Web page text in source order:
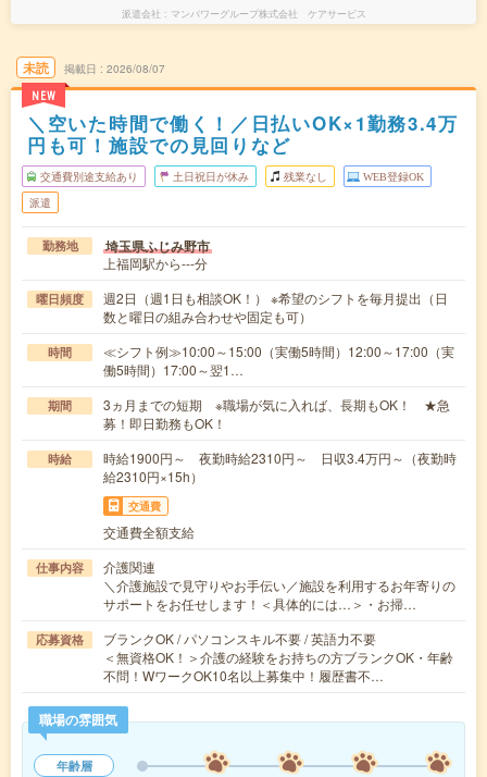
派遣会社 マンパワーグループ株式会社 ケアサービス
未読
NEW
掲載日 2026/08/07
＼空いた時間で働く！／日払いOK×1勤務3.4万
円も可！施設での見回りなど
交通費別途支給あり 土日祝日が休み 残業なし WEB登録OK
派遣
勤務地 埼玉県ふじみ野市
上福岡駅から---分
曜日頻度
週2日（週1日も相談OK！） ※希望のシフトを毎月提出（日
数と曜日の組み合わせや固定も可）
時間
≪シフト例≫10:00～15:00（実働5時間）12:00～17:00（実
働5時間）17:00～翌1…
期間
3ヵ月までの短期 ※職場が気に入れば、長期もOK！ ★急
募！即日勤務もOK！
時給
時給1900円～ 夜勤時給2310円～ 日収3.4万円～（夜勤時
給2310円×15h）
交通費
交通費全額支給
仕事内容
介護関連
＼介護施設で見守りやお手伝い／施設を利用するお年寄りの
サポートをお任せします！＜具体的には…＞・お掃…
応募資格
ブランクOK / パソコンスキル不要 / 英語力不要
＜無資格OK！＞介護の経験をお持ちの方ブランクOK・年齢
不問！WワークOK10名以上募集中！履歴書不…
職場の雰囲気
年齢層